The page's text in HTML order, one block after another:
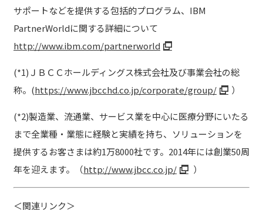
サポートなどを提供する包括的プログラム、IBM
PartnerWorldに関する詳細について
http://www.ibm.com/partnerworld
(*1)ＪＢＣＣホールディングス株式会社及び事業会社の総
称。(https://www.jbcchd.co.jp/corporate/group/ ）
(*2)製造業、流通業、サービス業を中心に医療分野にいたる
まで全業種・業態に経験と実績を持ち、ソリューションを
提供するお客さまは約1万8000社です。2014年には創業50周
年を迎えます。（http://www.jbcc.co.jp/ ）
＜関連リンク＞